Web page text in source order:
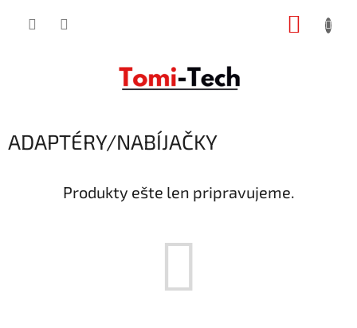
ADAPTÉRY/NABÍJAČKY
Produkty ešte len pripravujeme.